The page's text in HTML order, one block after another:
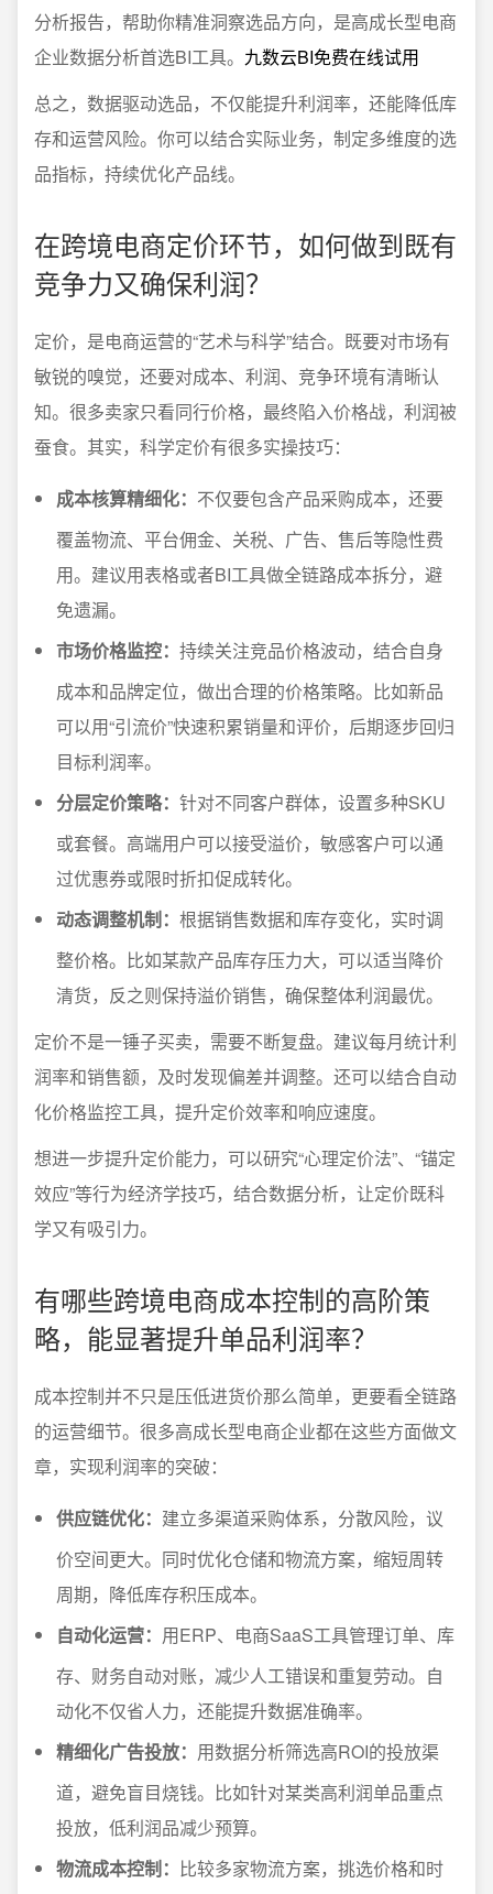
分析报告，帮助你精准洞察选品方向，是高成长型电商
企业数据分析首选BI工具。 九数云BI免费在线试用
总之，数据驱动选品，不仅能提升利润率，还能降低库
存和运营风险。你可以结合实际业务，制定多维度的选
品指标，持续优化产品线。
在跨境电商定价环节，如何做到既有
竞争力又确保利润？
定价，是电商运营的“艺术与科学”结合。既要对市场有
敏锐的嗅觉，还要对成本、利润、竞争环境有清晰认
知。很多卖家只看同行价格，最终陷入价格战，利润被
蚕食。其实，科学定价有很多实操技巧：
成本核算精细化： 不仅要包含产品采购成本，还要
覆盖物流、平台佣金、关税、广告、售后等隐性费
用。建议用表格或者BI工具做全链路成本拆分，避
免遗漏。
市场价格监控： 持续关注竞品价格波动，结合自身
成本和品牌定位，做出合理的价格策略。比如新品
可以用“引流价”快速积累销量和评价，后期逐步回归
目标利润率。
分层定价策略： 针对不同客户群体，设置多种SKU
或套餐。高端用户可以接受溢价，敏感客户可以通
过优惠券或限时折扣促成转化。
动态调整机制： 根据销售数据和库存变化，实时调
整价格。比如某款产品库存压力大，可以适当降价
清货，反之则保持溢价销售，确保整体利润最优。
定价不是一锤子买卖，需要不断复盘。建议每月统计利
润率和销售额，及时发现偏差并调整。还可以结合自动
化价格监控工具，提升定价效率和响应速度。
想进一步提升定价能力，可以研究“心理定价法”、“锚定
效应”等行为经济学技巧，结合数据分析，让定价既科
学又有吸引力。
有哪些跨境电商成本控制的高阶策
略，能显著提升单品利润率？
成本控制并不只是压低进货价那么简单，更要看全链路
的运营细节。很多高成长型电商企业都在这些方面做文
章，实现利润率的突破：
供应链优化： 建立多渠道采购体系，分散风险，议
价空间更大。同时优化仓储和物流方案，缩短周转
周期，降低库存积压成本。
自动化运营： 用ERP、电商SaaS工具管理订单、库
存、财务自动对账，减少人工错误和重复劳动。自
动化不仅省人力，还能提升数据准确率。
精细化广告投放： 用数据分析筛选高ROI的投放渠
道，避免盲目烧钱。比如针对某类高利润单品重点
投放，低利润品减少预算。
物流成本控制： 比较多家物流方案，挑选价格和时